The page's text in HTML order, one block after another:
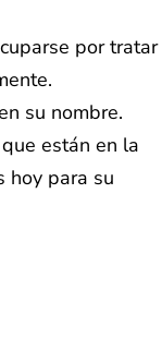
por tratar
su nombre.
están en la
hoy para su